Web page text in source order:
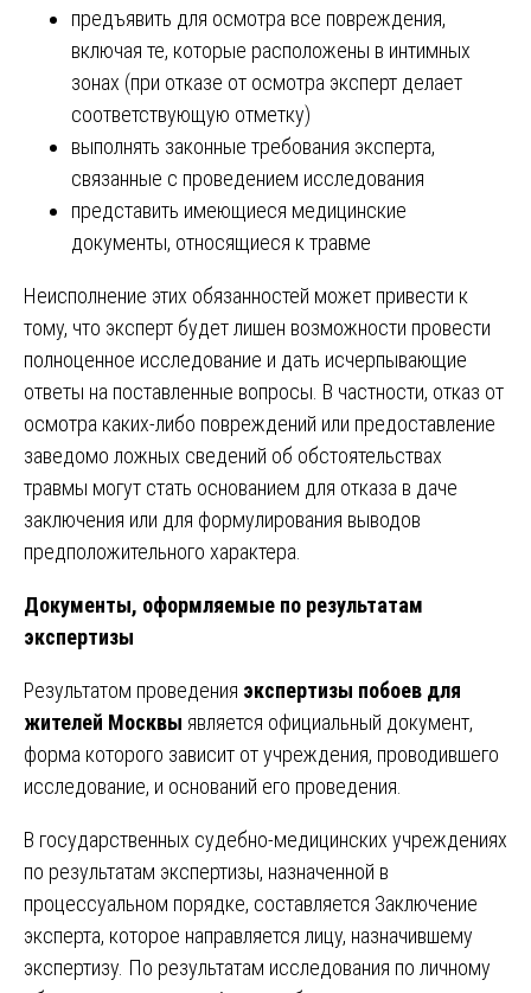
предъявить для осмотра все повреждения,
включая те, которые расположены в интимных
зонах (при отказе от осмотра эксперт делает
соответствующую отметку)
выполнять законные требования эксперта,
связанные с проведением исследования
представить имеющиеся медицинские
документы, относящиеся к травме
Неисполнение этих обязанностей может привести к
тому, что эксперт будет лишен возможности провести
полноценное исследование и дать исчерпывающие
ответы на поставленные вопросы. В частности, отказ от
осмотра каких-либо повреждений или предоставление
заведомо ложных сведений об обстоятельствах
травмы могут стать основанием для отказа в даче
заключения или для формулирования выводов
предположительного характера.
Документы, оформляемые по результатам
экспертизы
Результатом проведения экспертизы побоев для
жителей Москвы является официальный документ,
форма которого зависит от учреждения, проводившего
исследование, и оснований его проведения.
В государственных судебно-медицинских учреждениях
по результатам экспертизы, назначенной в
процессуальном порядке, составляется Заключение
эксперта, которое направляется лицу, назначившему
экспертизу. По результатам исследования по личному